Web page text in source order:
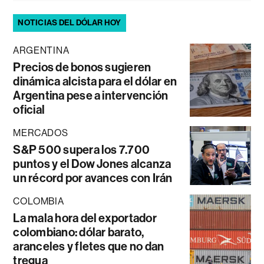
NOTICIAS DEL DÓLAR HOY
ARGENTINA
Precios de bonos sugieren
dinámica alcista para el dólar en
Argentina pese a intervención
oficial
MERCADOS
S&P 500 supera los 7.700
puntos y el Dow Jones alcanza
un récord por avances con Irán
COLOMBIA
La mala hora del exportador
colombiano: dólar barato,
aranceles y fletes que no dan
tregua